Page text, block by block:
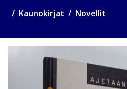
Kaunokirjat Novellit